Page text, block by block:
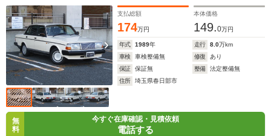
支払総額
174万円
本体価格
149.0万円
年式 1989年 走行 8.0万km
車検
車検整備無 修復
あり
保証
保証無 整備
法定整備無
住所
埼玉県春日部市
無
料
今すぐ在庫確認・見積依頼
電話する